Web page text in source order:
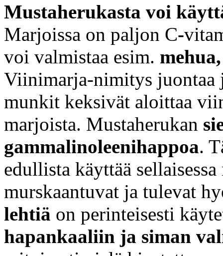
Mustaherukasta voi
Marjoissa on paljon C-
voi valmistaa esim.
Viinimarja-nimitys
munkit keksivät aloittaa
marjoista. Mustaherukan
gammalinoleenihappoa.
edullista käyttää
murskaantuvat ja tulevat
lehtiä on perinteisesti
hapankaaliin ja siman